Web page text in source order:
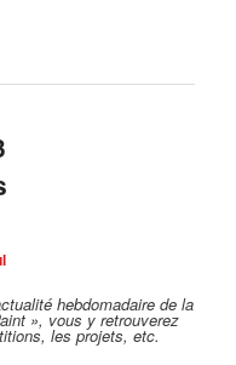
hebdomadaire de la
», vous y retrouverez
les projets, etc.